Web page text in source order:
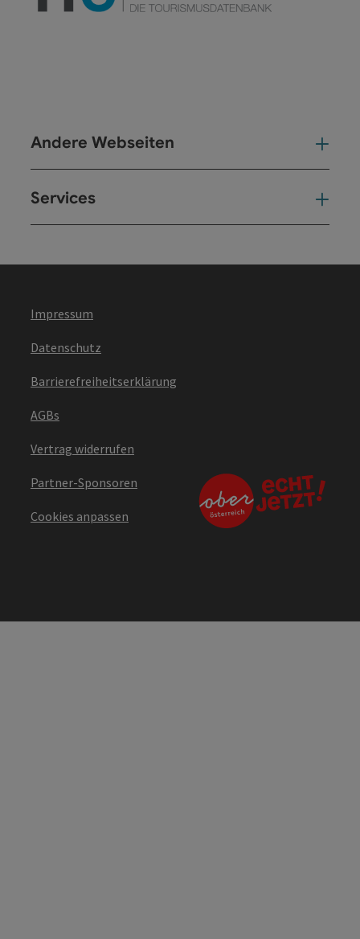
Andere Webseiten
Services
Impressum
Datenschutz
Barrierefreiheitserklärung
AGBs
Vertrag widerrufen
Partner-Sponsoren
Cookies anpassen